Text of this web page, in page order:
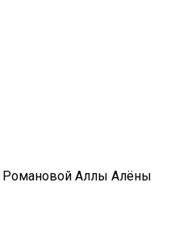
Романовой Аллы Алёны